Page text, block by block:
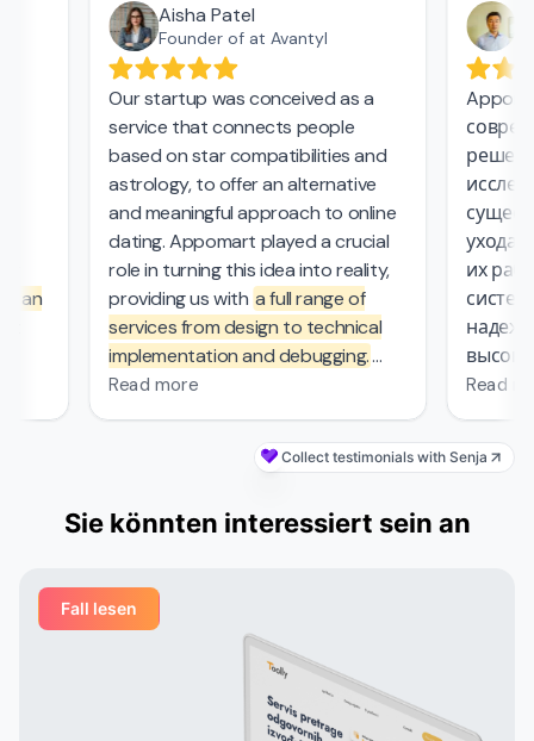
Aisha Patel
Founder of at Avantyl
Our startup was conceived as a
service that connects people
based on star compatibilities and
astrology, to offer an alternative
and meaningful approach to online
dating. Appomart played a crucial
role in turning this idea into reality,
providing us witha full range of
services from design to technical
implementation and debugging.
They managed the complex
mathematical computations
required in our project, which was
probably the most challenging part
couldn't handle. From the first
immersed itself deeply in our plans,
suggesting creative solutions for
organizing user interfaces,
integrating astrological services,
and creating dynamic profiles. They
built their own system that
Read more
решения
ухода
их
высокие
Read more
Collect testimonials with Senja
Sie könnten interessiert sein an
Fall lesen